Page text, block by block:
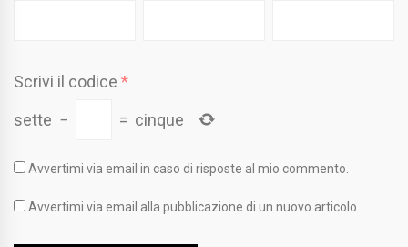
Scrivi il codice *
sette − = cinque
Avvertimi via email in caso di risposte al mio commento.
Avvertimi via email alla pubblicazione di un nuovo articolo.